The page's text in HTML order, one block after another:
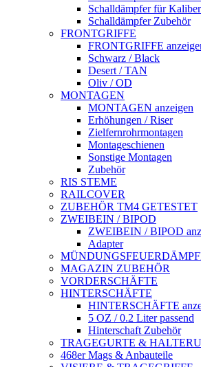
Schalldämpfer für
Schalldämpfer Zubehör
FRONTGRIFFE
FRONTGRIFFE
Schwarz / Black
Desert / TAN
Oliv / OD
MONTAGEN
MONTAGEN anzeigen
Erhöhungen / Riser
Zielfernrohrmontagen
Montageschienen
Sonstige Montagen
Zubehör
RIS STEME
RAILCOVER
ZUBEHÖR TM4 GETESTET
ZWEIBEIN / BIPOD
ZWEIBEIN / BIPOD
Adapter
MAGAZIN ZUBEHÖR
VORDERSCHÄFTE
HINTERSCHÄFTE
HINTERSCHÄFTE
5 OZ / 0.2 Liter passend
Hinterschaft Zubehör
TRAGEGURTE &
468er Mags & Anbauteile